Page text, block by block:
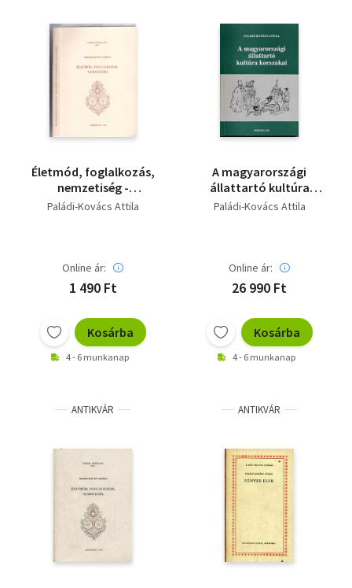
Életmód, foglalkozás,
nemzetiség -
Bányászat és erdei
Paládi-Kovács Attila
Online ár:
1 490 Ft
Kosárba
4 - 6 munkanap
A magyarországi
állattartó kultúra
korszakai - Dedikált
Paládi-Kovács Attila
Online ár:
26 990 Ft
Kosárba
4 - 6 munkanap
ANTIKVÁR ANTIKVÁR